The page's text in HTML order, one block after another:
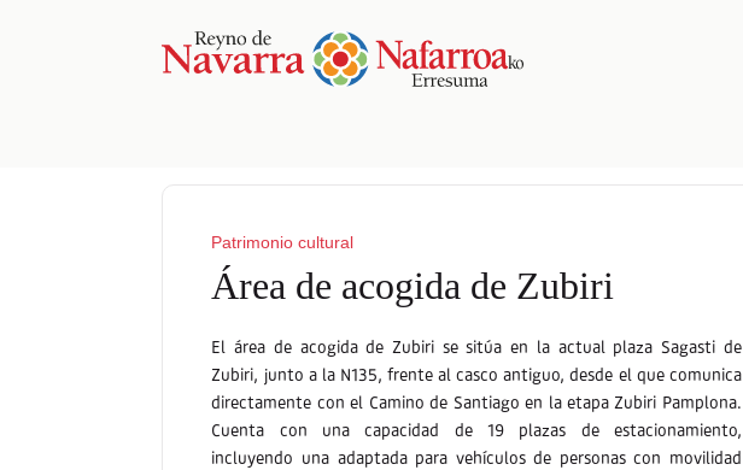
Patrimonio cultural
Área de acogida de Zubiri
El área de acogida de Zubiri se sitúa en la actual plaza Sagasti de
Zubiri, junto a la N135, frente al casco antiguo, desde el que comunica
directamente con el Camino de Santiago en la etapa Zubiri Pamplona.
Cuenta con una capacidad de 19 plazas de estacionamiento,
incluyendo una adaptada para vehículos de personas con movilidad